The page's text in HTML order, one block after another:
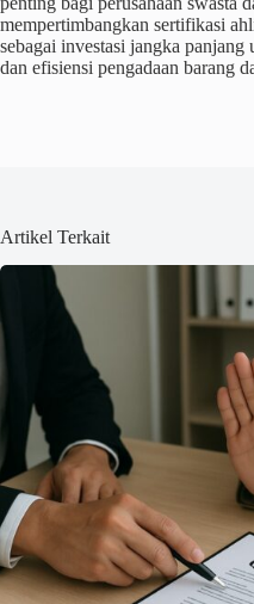
mempertimbangkan sertifikasi
sebagai investasi jangka
dan efisiensi pengadaan barang
Artikel Terkait